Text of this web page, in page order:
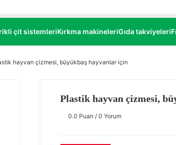
çit sistemleriKırkma makineleriGıda takviyeleri
hayvan çizmesi, büyükbaş hayvanlar için
Plastik hayvan çizmesi,
0.0 Puan / 0 Yorum